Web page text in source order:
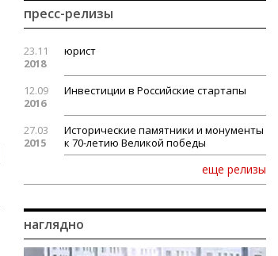
пресс-релизы
23.11
2018
юрист
12.09
2016
Инвестиции в Российские стартапы
27.03
2015
Исторические памятники и монументы
к 70-летию Великой победы
еще релизы
наглядно